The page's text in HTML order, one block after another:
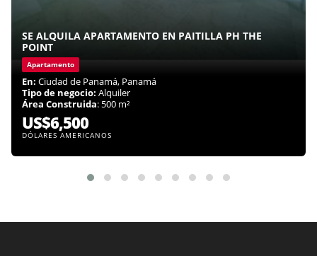
SE ALQUILA APARTAMENTO EN PAITILLA PH THE
POINT
Apartamento
En: Ciudad de Panamá, Panamá
Tipo de negocio: Alquiler
Área Construida: 500 m²
US$6,500
DÓLARES AMERICANOS